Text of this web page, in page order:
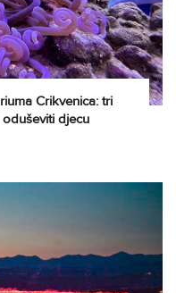
Crikvenica: tri
djecu